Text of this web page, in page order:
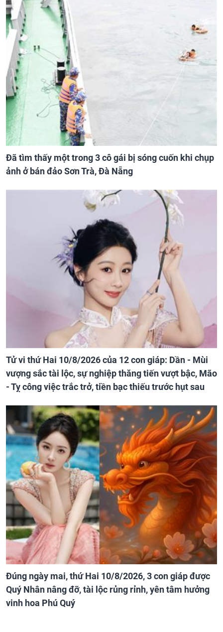
Đã tìm thấy một trong 3 cô gái bị sóng cuốn khi chụp
ảnh ở bán đảo Sơn Trà, Đà Nẵng
Tử vi thứ Hai 10/8/2026 của 12 con giáp: Dần - Mùi
vượng sắc tài lộc, sự nghiệp thăng tiến vượt bậc, Mão
- Tỵ công việc trắc trở, tiền bạc thiếu trước hụt sau
Đúng ngày mai, thứ Hai 10/8/2026, 3 con giáp được
Quý Nhân nâng đỡ, tài lộc rủng rỉnh, yên tâm hưởng
vinh hoa Phú Quý